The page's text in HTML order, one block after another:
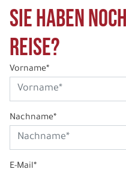
Sie haben
Reise?
Vorname*
Nachname*
E-Mail*